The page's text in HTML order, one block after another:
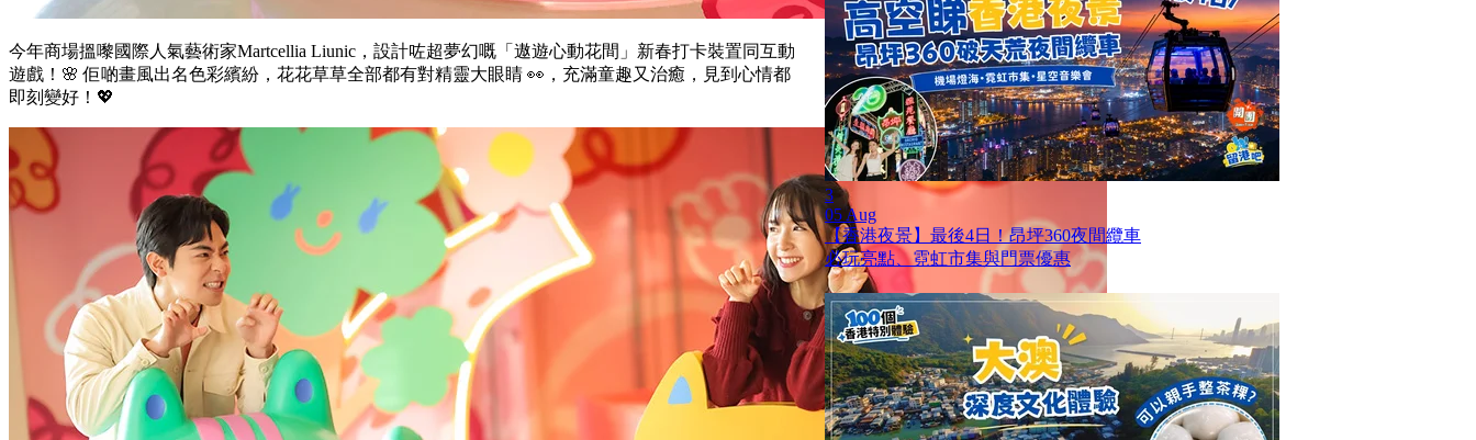
今年商場搵嚟國際人氣藝術家Martcellia Liunic，設計咗超夢幻嘅「遨遊心動花間」新春打卡裝置同互動
遊戲！🌸 佢啲畫風出名色彩繽紛，花花草草全部都有對精靈大眼睛 👀，充滿童趣又治癒，見到心情都
即刻變好！💖
3
05 Aug
【香港夜景】最後4日！昂坪360夜間纜車
必玩亮點、霓虹市集與門票優惠